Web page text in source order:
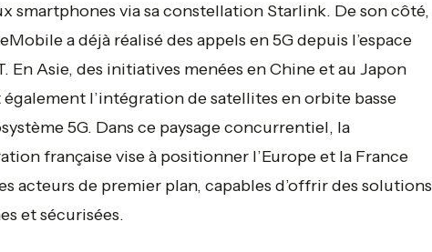
smartphones via sa constellation Starlink. De son côté,
a déjà réalisé des appels en 5G depuis l’espace
En Asie, des initiatives menées en Chine et au Japon
l’intégration de satellites en orbite basse
5G. Dans ce paysage concurrentiel, la
française vise à positionner l’Europe et la France
acteurs de premier plan, capables d’offrir des solutions
et sécurisées.